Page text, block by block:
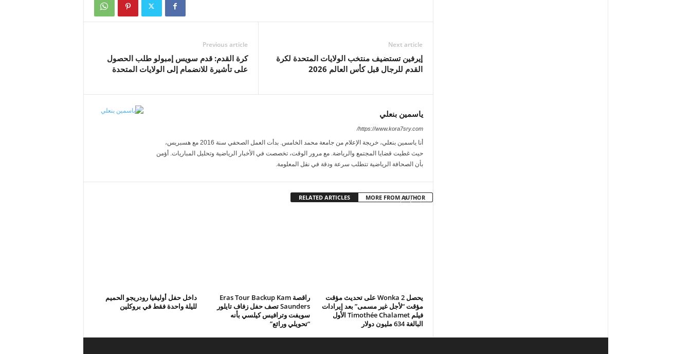
Previous article
كرة القدم: قدم سويس إمبولو طلب الحصول
على تأشيرة للانضمام إلى الولايات المتحدة
Next article
إيرفين تستضيف منتخب الولايات المتحدة لكرة
القدم للرجال قبل كأس العالم 2026
ياسمين بنعلي
https://www.kora7sry.com/
أنا ياسمين بنعلي، خريجة الإعلام من جامعة محمد الخامس. بدأت العمل الصحفي سنة 2016 مع هسبريس،
حيث غطيت قضايا المجتمع والرياضة. مع مرور الوقت، تخصصت في الأخبار الرياضية وتحليل المباريات. أؤمن
بأن الصحافة الرياضية تتطلب سرعة ودقة في نقل المعلومة.
RELATED ARTICLES MORE FROM AUTHOR
داخل حفل أوليفيا رودريجو الحميم
لليلة واحدة فقط في بروكلين
راقصة Eras Tour Backup Kam
Saunders تصف حفل زفاف تايلور
سويفت وترافيس كيلسي بأنه
“تحويلي ورائع”
يحصل Wonka 2 على تحديث مؤقت
مؤقت “لأجل غير مسمى” بعد إيرادات
فيلم Timothée Chalamet الأول
البالغة 634 مليون دولار